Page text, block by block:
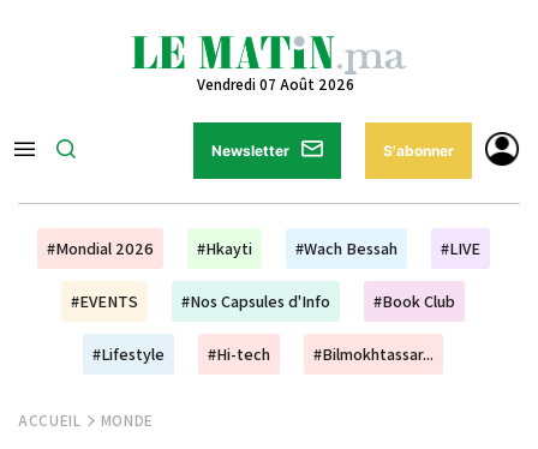
Vendredi 07 Août 2026
Newsletter S'abonner
#Mondial 2026 #Hkayti #Wach Bessah #LIVE
#EVENTS #Nos Capsules d'Info #Book Club
#Lifestyle #Hi-tech #Bilmokhtassar...
ACCUEIL MONDE